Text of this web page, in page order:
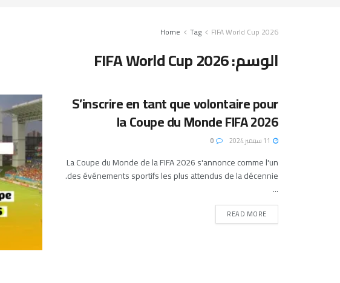
Home Tag FIFA World Cup 2026
الوسم:FIFA World Cup 2026
S’inscrire en tant que volontaire pour
la Coupe du Monde FIFA 2026
La Coupe du Monde de la FIFA 2026 s'annonce comme l'un
des événements sportifs les plus attendus de la décennie.
...
READ MORE